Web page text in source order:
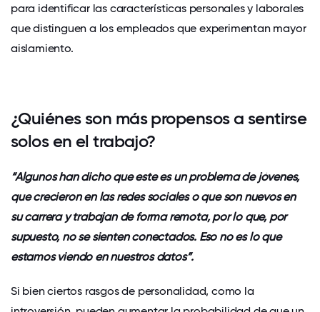
para identificar las características personales y laborales
que distinguen a los empleados que experimentan mayor
aislamiento.
¿Quiénes son más propensos a sentirse
solos en el trabajo?
“Algunos han dicho que este es un problema de jóvenes,
que crecieron en las redes sociales o que son nuevos en
su carrera y trabajan de forma remota, por lo que, por
supuesto, no se sienten conectados. Eso no es lo que
estamos viendo en nuestros datos”.
Si bien ciertos rasgos de personalidad, como la